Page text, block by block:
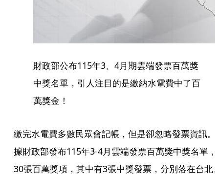
財政部公布115年3、4月期雲端發票百萬獎
中獎名單，引人注目的是繳納水電費中了百
萬獎金！
繳完水電費多數民眾會記帳，但是卻忽略發票資訊。
據財政部發布115年3-4月雲端發票百萬獎中獎名單，
30張百萬獎項，其中有3張中獎發票，分別落在台北